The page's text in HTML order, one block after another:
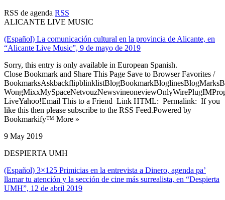
RSS de agenda RSS
ALICANTE LIVE MUSIC
(Español) La comunicación cultural en la provincia de Alicante, en
“Alicante Live Music”, 9 de mayo de 2019
Sorry, this entry is only available in European Spanish.
Close Bookmark and Share This Page Save to Browser Favorites /
LiveYahoo!Email This to a Friend Link HTML: Permalink: If you
like this then please subscribe to the RSS Feed.Powered by
Bookmarkify™ More »
9 May 2019
DESPIERTA UMH
(Español) 3×125 Primicias en la entrevista a Dinero, agenda pa’
llamar tu atención y la sección de cine más surrealista, en “Despierta
UMH”, 12 de abril 2019